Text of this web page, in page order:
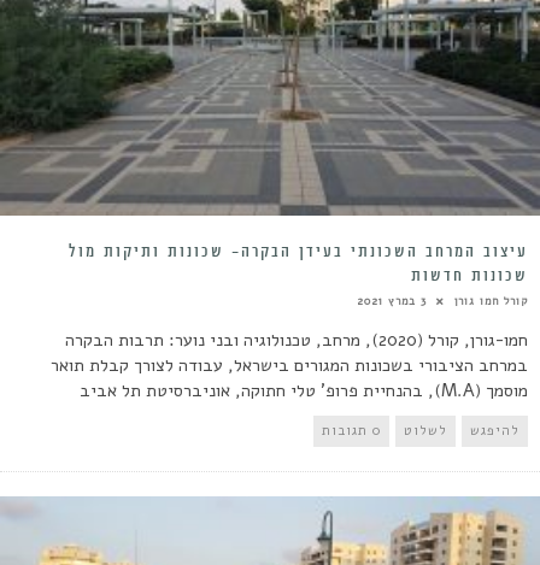
עיצוב המרחב השכונתי בעידן הבקרה- שכונות ותיקות מול
שכונות חדשות
קורל חמו גורן 3 במרץ 2021
חמו-גורן, קורל (2020), מרחב, טכנולוגיה ובני נוער: תרבות הבקרה
במרחב הציבורי בשכונות המגורים בישראל, עבודה לצורך קבלת תואר
מוסמך (M.A), בהנחיית פרופ' טלי חתוקה, אוניברסיטת תל אביב
להיפגש לשלוט 0 תגובות